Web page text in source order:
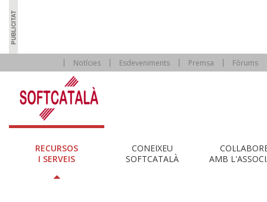
Notícies Esdeveniments Premsa Fòrums
RECURSOS
I SERVEIS
CONEIXEU
SOFTCATALÀ
AMB